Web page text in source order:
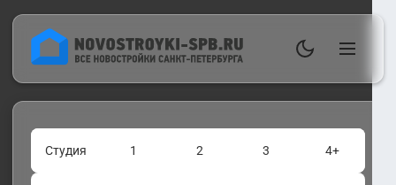
Студия 1 2 3 4+